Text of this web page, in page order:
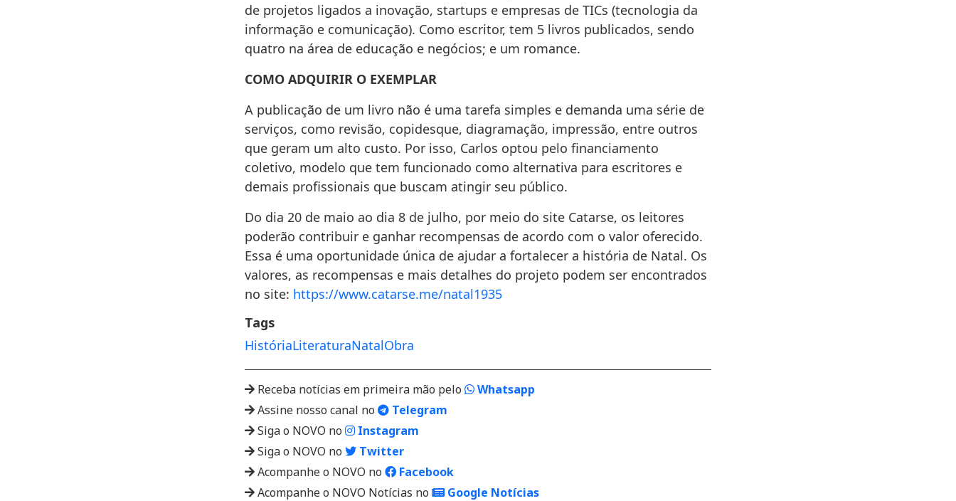
de projetos ligados a inovação, startups e empresas de TICs (tecnologia da
informação e comunicação). Como escritor, tem 5 livros publicados, sendo
quatro na área de educação e negócios; e um romance.
COMO ADQUIRIR O EXEMPLAR
A publicação de um livro não é uma tarefa simples e demanda uma série de
serviços, como revisão, copidesque, diagramação, impressão, entre outros
que geram um alto custo. Por isso, Carlos optou pelo financiamento
coletivo, modelo que tem funcionado como alternativa para escritores e
demais profissionais que buscam atingir seu público.
Do dia 20 de maio ao dia 8 de julho, por meio do site Catarse, os leitores
poderão contribuir e ganhar recompensas de acordo com o valor oferecido.
Essa é uma oportunidade única de ajudar a fortalecer a história de Natal. Os
valores, as recompensas e mais detalhes do projeto podem ser encontrados
no site: https://www.catarse.me/natal1935
Tags
HistóriaLiteraturaNatalObra
Receba notícias em primeira mão pelo
Whatsapp
Assine nosso canal no
Telegram
Siga o NOVO no
Instagram
Siga o NOVO no
Twitter
Acompanhe o NOVO no
Facebook
Acompanhe o NOVO Notícias no
Google Notícias